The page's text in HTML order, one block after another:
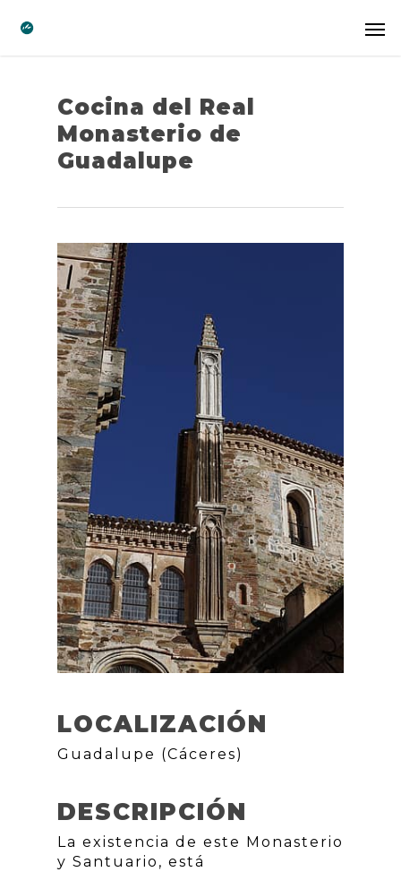
Cocina del Real
Monasterio de
Guadalupe
LOCALIZACIÓN
Guadalupe (Cáceres)
DESCRIPCIÓN
La existencia de este Monasterio
y Santuario, está